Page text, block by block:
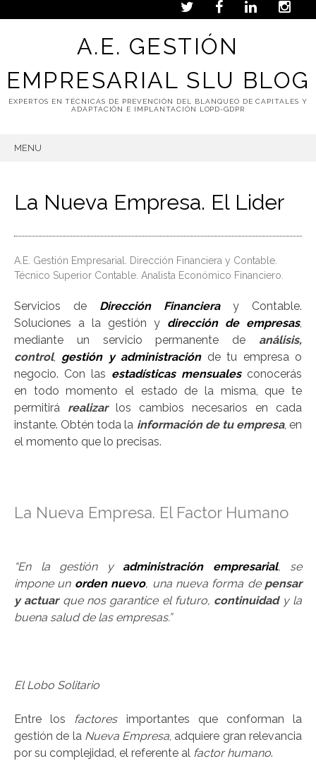
A.E. GESTIÓN
EMPRESARIAL SLU BLOG
EXPERTOS EN TÉCNICAS DE PREVENCIÓN DEL BLANQUEO DE CAPITALES Y
ADAPTACIÓN E IMPLANTACIÓN LOPD-GDPR
MENU
La Nueva Empresa. El Lider
A.E. Gestión Empresarial. Dirección Financiera y Contable.
Técnico Superior Contable. Analista Económico Financiero.
Servicios de Dirección Financieray Contable.
Soluciones a la gestión y dirección de empresas,
mediante un servicio permanente de análisis,
control, gestión y administraciónde tu empresa o
negocio. Con las estadísticas mensualesconocerás
en todo momento el estado de la misma, que te
permitirá realizar los cambios necesarios en cada
instante. Obtén toda la información de tu empresa, en
el momento que lo precisas.
La Nueva Empresa. El Factor Humano
“En la gestión y administración empresarial, se
impone un orden nuevo, una nueva forma de pensar
y actuarque nos garantice el futuro, continuidad y la
buena salud de las empresas.”
El Lobo Solitario
Entre los factores importantes que conforman la
gestión de la Nueva Empresa, adquiere gran relevancia
por su complejidad, el referente al factor humano.